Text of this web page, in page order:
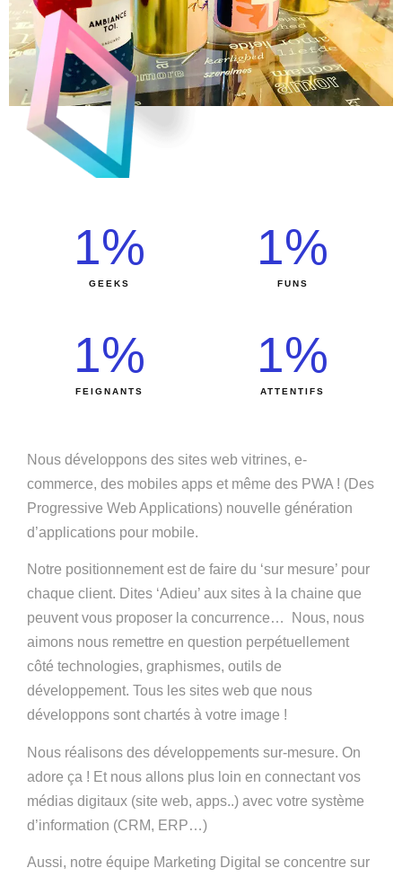
1%
GEEKS
1%
FUNS
1%
FEIGNANTS
1%
ATTENTIFS
Nous développons des sites web vitrines, e-
commerce, des mobiles apps et même des PWA ! (Des
Progressive Web Applications) nouvelle génération
d’applications pour mobile.
Notre positionnement est de faire du ‘sur mesure’ pour
chaque client. Dites ‘Adieu’ aux sites à la chaine que
peuvent vous proposer la concurrence… Nous, nous
aimons nous remettre en question perpétuellement
côté technologies, graphismes, outils de
développement. Tous les sites web que nous
développons sont chartés à votre image !
Nous réalisons des développements sur-mesure. On
adore ça ! Et nous allons plus loin en connectant vos
médias digitaux (site web, apps..) avec votre système
d’information (CRM, ERP…)
Aussi, notre équipe Marketing Digital se concentre sur